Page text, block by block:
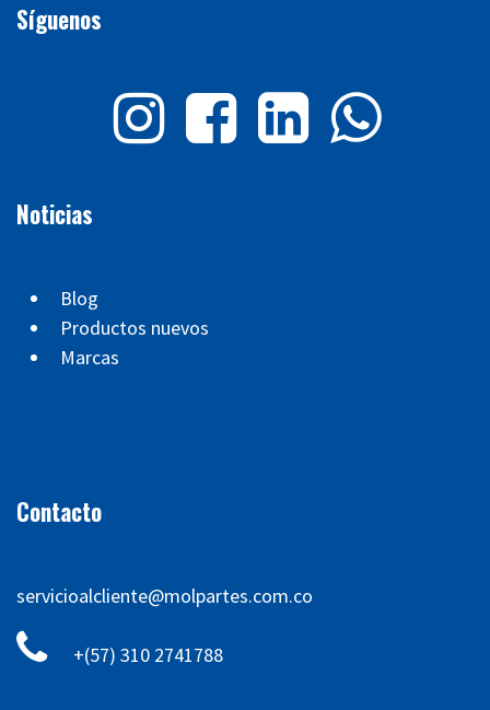
Síguenos
Noticias
Blog
Productos nuevos
Marcas
Contacto
servicioalcliente@molpartes.com.co
+(57) 310 2741788